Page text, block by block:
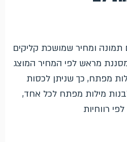
תמונה ומחיר שמושכת קליקים
מראש לפי המחיר המוצג
מפתח, כך שניתן לכסות
מילות מפתח לכל אחד,
רווחיות